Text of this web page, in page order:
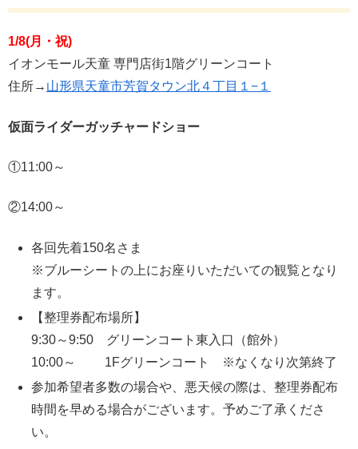
1/8(月・祝)
イオンモール天童 専門店街1階グリーンコート
住所→ 山形県天童市芳賀タウン北４丁目１−１
仮面ライダーガッチャードショー
①11:00～
②14:00～
各回先着150名さま
※ブルーシートの上にお座りいただいての観覧となり
ます。
【整理券配布場所】
9:30～9:50 グリーンコート東入口（館外）
10:00～ 1Fグリーンコート ※なくなり次第終了
参加希望者多数の場合や、悪天候の際は、整理券配布
時間を早める場合がございます。予めご了承くださ
い。